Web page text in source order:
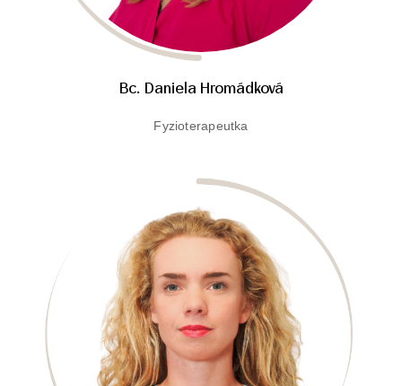
Bc. Daniela Hromádková
Fyzioterapeutka